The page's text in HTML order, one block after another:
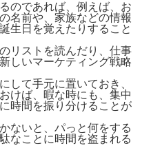
のであれば、例えば、お
名前や、家族などの情報
生日を覚えたりすること
リストを読んだり、仕事
しいマーケティング戦略
して手元に置いておき、
けば、暇な時にも、集中
時間を振り分けることが
ないと、パっと何をする
なことに時間を盗まれる